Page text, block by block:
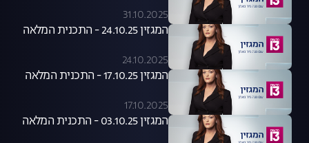
31.10.2025
המגזין 24.10.25 - התכנית המלאה
24.10.2025
המגזין 17.10.25 - התכנית המלאה
17.10.2025
המגזין 03.10.25 - התכנית המלאה